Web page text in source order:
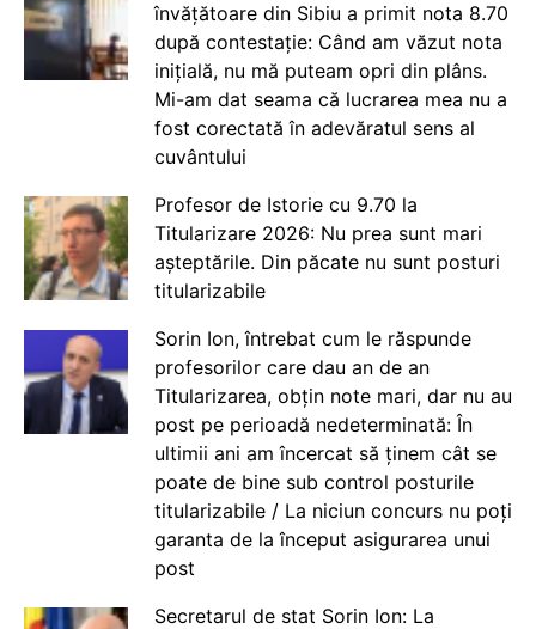
învățătoare din Sibiu a primit nota 8.70
după contestație: Când am văzut nota
inițială, nu mă puteam opri din plâns.
Mi-am dat seama că lucrarea mea nu a
fost corectată în adevăratul sens al
cuvântului
Profesor de Istorie cu 9.70 la
Titularizare 2026: Nu prea sunt mari
așteptările. Din păcate nu sunt posturi
titularizabile
Sorin Ion, întrebat cum le răspunde
profesorilor care dau an de an
Titularizarea, obțin note mari, dar nu au
post pe perioadă nedeterminată: În
ultimii ani am încercat să ținem cât se
poate de bine sub control posturile
titularizabile / La niciun concurs nu poți
garanta de la început asigurarea unui
post
Secretarul de stat Sorin Ion: La